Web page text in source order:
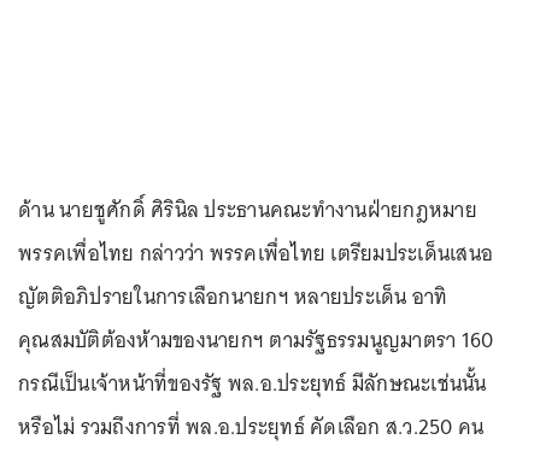
ด้าน นายชูศักดิ์ ศิรินิล ประธานคณะทำงานฝ่ายกฎหมาย
พรรคเพื่อไทย กล่าวว่า พรรคเพื่อไทย เตรียมประเด็นเสนอ
ญัตติอภิปรายในการเลือกนายกฯ หลายประเด็น อาทิ
คุณสมบัติต้องห้ามของนายกฯ ตามรัฐธรรมนูญมาตรา 160
กรณีเป็นเจ้าหน้าที่ของรัฐ พล.อ.ประยุทธ์ มีลักษณะเช่นนั้น
หรือไม่ รวมถึงการที่ พล.อ.ประยุทธ์ คัดเลือก ส.ว.250 คน